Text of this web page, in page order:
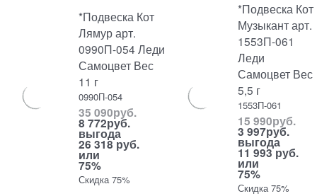
*Подвеска Кот
Лямур арт.
0990П-054 Леди
Самоцвет Вес
11 г
0990П-054
35 090руб.
8 772руб.
выгода
26 318 руб.
или
75%
Скидка 75%
*Подвеска Кот
Музыкант арт.
1553П-061
Леди
Самоцвет Вес
5,5 г
1553П-061
15 990руб.
3 997руб.
выгода
11 993 руб.
или
75%
Скидка 75%